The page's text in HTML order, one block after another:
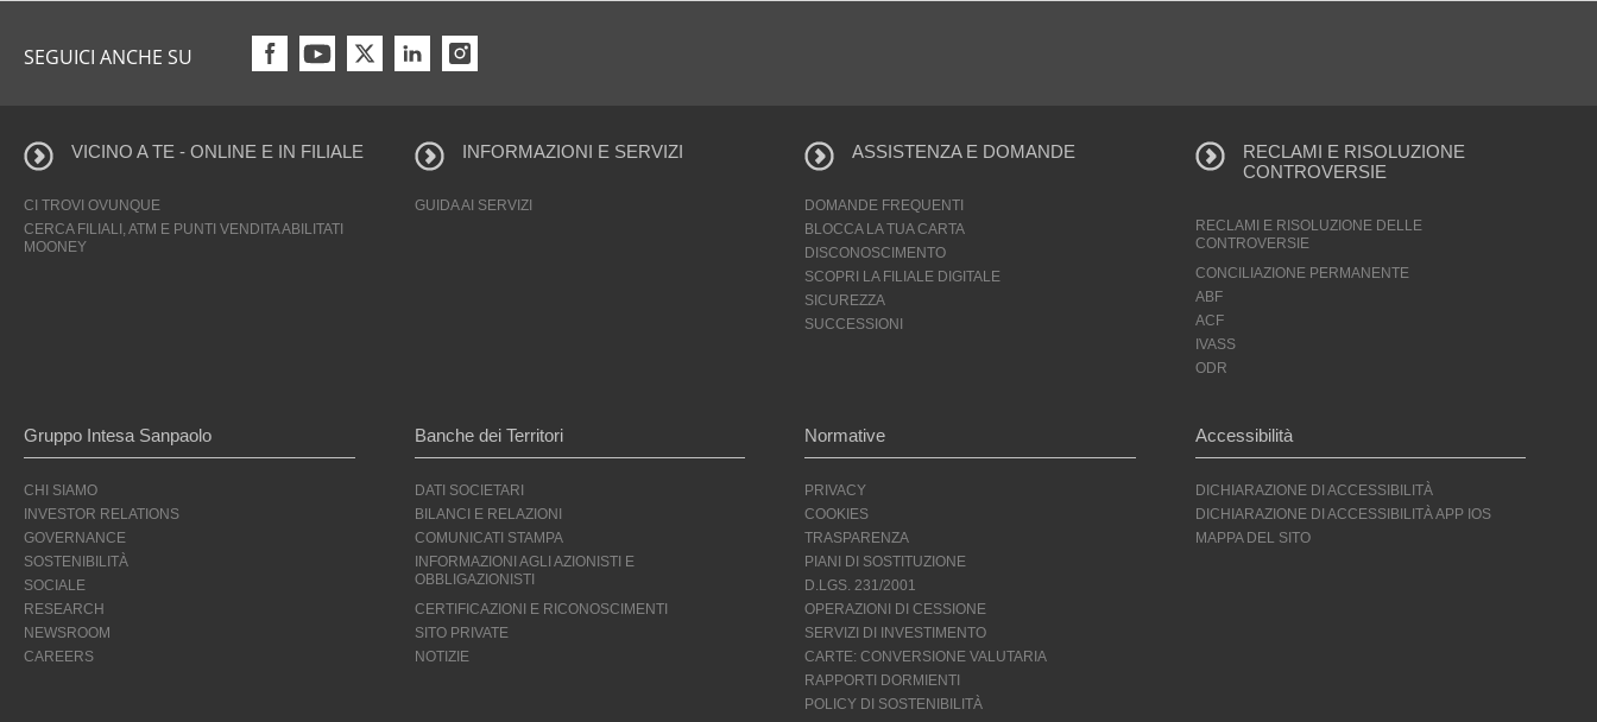
SEGUICI ANCHE SU
VICINO A TE - ONLINE E IN FILIALE
CI TROVI OVUNQUE
CERCA FILIALI, ATM E PUNTI VENDITA ABILITATI
MOONEY
INFORMAZIONI E SERVIZI
GUIDA AI SERVIZI
ASSISTENZA E DOMANDE
DOMANDE FREQUENTI
BLOCCA LA TUA CARTA
DISCONOSCIMENTO
SCOPRI LA FILIALE DIGITALE
SICUREZZA
SUCCESSIONI
RECLAMI E RISOLUZIONE
CONTROVERSIE
RECLAMI E RISOLUZIONE DELLE
CONTROVERSIE
CONCILIAZIONE PERMANENTE
ABF
ACF
IVASS
ODR
Gruppo Intesa Sanpaolo
CHI SIAMO
INVESTOR RELATIONS
GOVERNANCE
SOSTENIBILITÀ
SOCIALE
RESEARCH
NEWSROOM
CAREERS
Banche dei Territori
DATI SOCIETARI
BILANCI E RELAZIONI
COMUNICATI STAMPA
INFORMAZIONI AGLI AZIONISTI E
OBBLIGAZIONISTI
CERTIFICAZIONI E RICONOSCIMENTI
SITO PRIVATE
NOTIZIE
Normative
PRIVACY
COOKIES
TRASPARENZA
PIANI DI SOSTITUZIONE
D.LGS. 231/2001
OPERAZIONI DI CESSIONE
SERVIZI DI INVESTIMENTO
CARTE: CONVERSIONE VALUTARIA
RAPPORTI DORMIENTI
POLICY DI SOSTENIBILITÀ
Accessibilità
DICHIARAZIONE DI ACCESSIBILITÀ
DICHIARAZIONE DI ACCESSIBILITÀ APP IOS
MAPPA DEL SITO